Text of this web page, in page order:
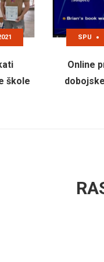
škole
SPU
Online